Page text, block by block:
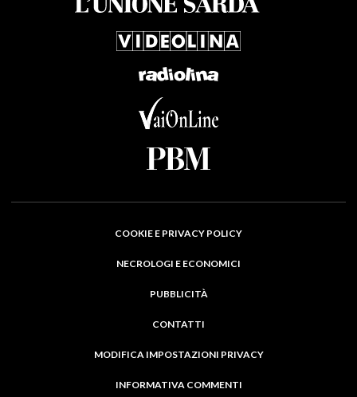
COOKIE E PRIVACY POLICY
NECROLOGI E ECONOMICI
PUBBLICITÀ
CONTATTI
MODIFICA IMPOSTAZIONI PRIVACY
INFORMATIVA COMMENTI